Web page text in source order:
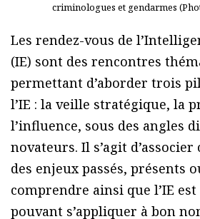
criminologues et gendarmes
Les rendez-vous de
(IE) sont des rencontres
permettant d’aborder trois
l’IE : la veille stratégique, la
l’influence, sous des angles
novateurs. Il s’agit
des enjeux passés, présents
comprendre ainsi que l’IE
pouvant s’appliquer à bon